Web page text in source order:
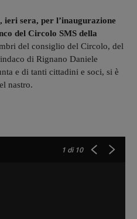
ieri sera, per l’inaugurazione
del Circolo SMS della
del consiglio del Circolo, del
di Rignano Daniele
e di tanti cittadini e soci, si è
nastro.
1 di 10